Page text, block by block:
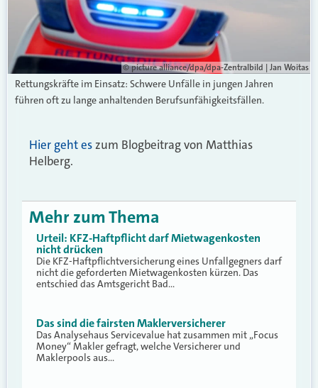
© picture alliance/dpa/dpa-Zentralbild | Jan Woitas
Rettungskräfte im Einsatz: Schwere Unfälle in jungen Jahren
führen oft zu lange anhaltenden Berufsunfähigkeitsfällen.
Hier geht eszum Blogbeitrag von Matthias
Helberg.
Mehr zum Thema
Urteil: KFZ-Haftpflicht darf Mietwagenkosten
nicht drücken
Die KFZ-Haftpflichtversicherung eines Unfallgegners darf
nicht die geforderten Mietwagenkosten kürzen. Das
entschied das Amtsgericht Bad…
Das sind die fairsten Maklerversicherer
Das Analysehaus Servicevalue hat zusammen mit „Focus
Money“ Makler gefragt, welche Versicherer und
Maklerpools aus…